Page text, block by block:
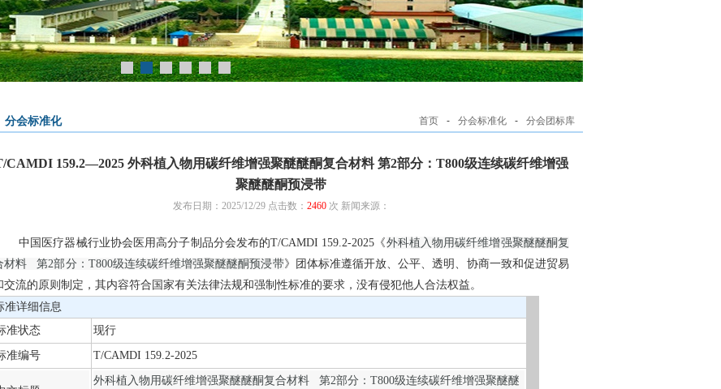
分会标准化 首页 - 分会标准化 - 分会团标库
CAMDI 159.2—2025 外科植入物用碳纤维增强聚醚醚酮复合材料 第2部分：T800级连续碳纤维增强
聚醚醚酮预浸带
发布日期：2025/12/29 点击数： 2460次 新闻来源：
中国医疗器械行业协会医用高分子制品分会发布的T/CAMDI 159.2-2025《外科植入物用碳纤维增强聚醚醚酮复
材料 第2部分：T800级连续碳纤维增强聚醚醚酮预浸带》团体标准遵循开放、公平、透明、协商一致和促进贸易
交流的原则制定，其内容符合国家有关法律法规和强制性标准的要求，没有侵犯他人合法权益。
准详细信息
准状态
现行
准编号 T/CAMDI 159.2-2025
外科植入物用碳纤维增强聚醚醚酮复合材料 第2部分：T800级连续碳纤维增强聚醚醚